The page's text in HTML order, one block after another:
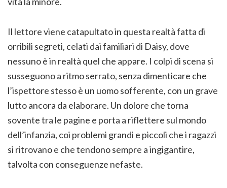
Il lettore viene catapultato in questa realtà fatta di
orribili segreti, celati dai familiari di Daisy, dove
nessuno è in realtà quel che appare. I colpi di scena si
susseguono a ritmo serrato, senza dimenticare che
l’ispettore stesso è un uomo sofferente, con un grave
lutto ancora da elaborare. Un dolore che torna
sovente tra le pagine e porta a riflettere sul mondo
dell’infanzia, coi problemi grandi e piccoli che i ragazzi
si ritrovano e che tendono sempre a ingigantire,
talvolta con conseguenze nefaste.